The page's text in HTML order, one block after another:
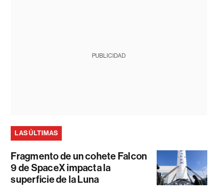
PUBLICIDAD
LAS ÚLTIMAS
Fragmento de un cohete Falcon
9 de SpaceX impacta la
superficie de la Luna